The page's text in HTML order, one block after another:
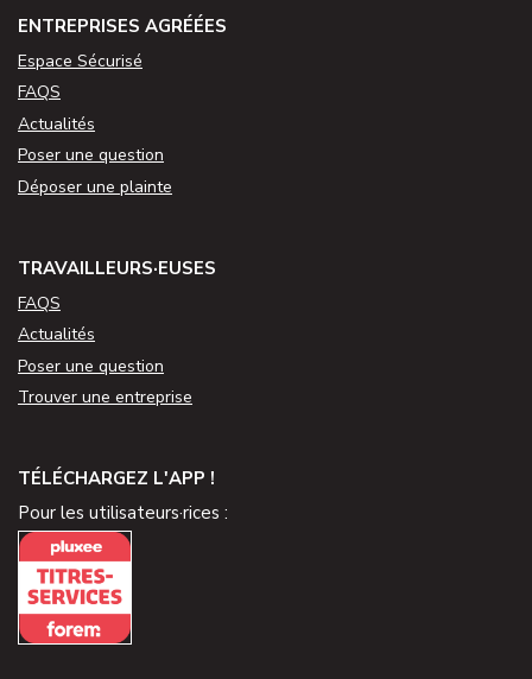
ENTREPRISES AGRÉÉES
Espace Sécurisé
FAQS
Actualités
Poser une question
Déposer une plainte
TRAVAILLEURS·EUSES
FAQS
Actualités
Poser une question
Trouver une entreprise
TÉLÉCHARGEZ L'APP !
Pour les utilisateurs·rices :